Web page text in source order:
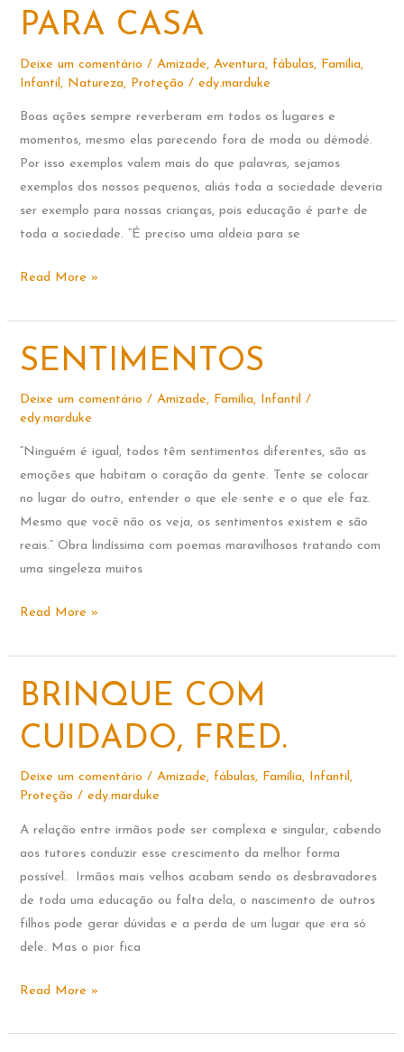
SEM
E
ASSIM
VAI
PARA CASA
Deixe um comentário /Amizade,Aventura, fábulas, Família,
Infantil , Natureza, Proteção /edy.marduke
Boas ações sempre reverberam em todos os lugares e
momentos, mesmo elas parecendo fora de moda ou démodé.
Por isso exemplos valem mais do que palavras, sejamos
exemplos dos nossos pequenos, aliás toda a sociedade deveria
ser exemplo para nossas crianças, pois educação é parte de
toda a sociedade. “É preciso uma aldeia para se
A
JORNADA
PARA
CASA
Read More »
SENTIMENTOS
Deixe um comentário /Amizade, Família, Infantil /
edy.marduke
“Ninguém é igual, todos têm sentimentos diferentes, são as
emoções que habitam o coração da gente. Tente se colocar
no lugar do outro, entender o que ele sente e o que ele faz.
Mesmo que você não os veja, os sentimentos existem e são
reais.” Obra lindíssima com poemas maravilhosos tratando com
uma singeleza muitos
SENTIMENTOS
Read More »
BRINQUE COM
CUIDADO, FRED.
Deixe um comentário /Amizade, fábulas, Família, Infantil,
Proteção /edy.marduke
A relação entre irmãos pode ser complexa e singular, cabendo
aos tutores conduzir esse crescimento da melhor forma
possível. Irmãos mais velhos acabam sendo os desbravadores
de toda uma educação ou falta dela, o nascimento de outros
filhos pode gerar dúvidas e a perda de um lugar que era só
dele. Mas o pior fica
BRINQUE
CUIDADO,
Read More »